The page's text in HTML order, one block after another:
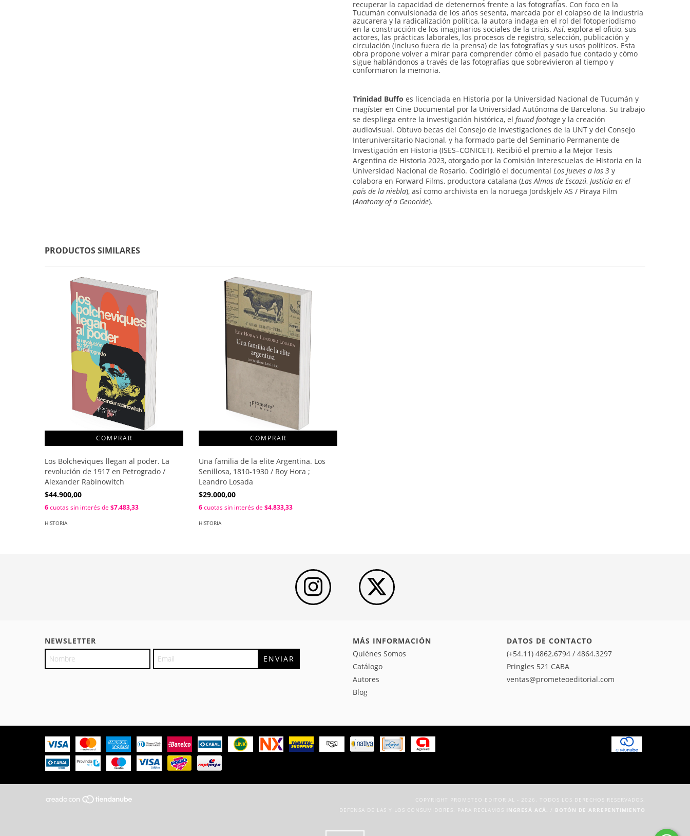
recuperar la capacidad de detenernos frente a las fotografías. Con foco en la
Tucumán convulsionada de los años sesenta, marcada por el colapso de la industria
azucarera y la radicalización política, la autora indaga en el rol del fotoperiodismo
en la construcción de los imaginarios sociales de la crisis. Así, explora el oficio, sus
actores, las prácticas laborales, los procesos de registro, selección, publicación y
circulación (incluso fuera de la prensa) de las fotografías y sus usos políticos. Esta
obra propone volver a mirar para comprender cómo el pasado fue contado y cómo
sigue hablándonos a través de las fotografías que sobrevivieron al tiempo y
conformaron la memoria.
Trinidad Buffo es licenciada en Historia por la Universidad Nacional de Tucumán y
magíster en Cine Documental por la Universidad Autónoma de Barcelona. Su trabajo
se despliega entre la investigación histórica, el found footage y la creación
audiovisual. Obtuvo becas del Consejo de Investigaciones de la UNT y del Consejo
Interuniversitario Nacional, y ha formado parte del Seminario Permanente de
Investigación en Historia (ISES–CONICET). Recibió el premio a la Mejor Tesis
Argentina de Historia 2023, otorgado por la Comisión Interescuelas de Historia en la
Universidad Nacional de Rosario. Codirigió el documental Los Jueves a las 3 y
colabora en Forward Films, productora catalana (Las Almas de Escazú, Justicia en el
país de la niebla), así como archivista en la noruega Jordskjelv AS / Piraya Film
(Anatomy of a Genocide).
PRODUCTOS SIMILARES
Los Bolcheviques llegan al poder. La
revolución de 1917 en Petrogrado /
Alexander Rabinowitch
$44.900,00
6cuotas sin interés de $7.483,33
HISTORIA
Una familia de la elite Argentina. Los
Senillosa, 1810-1930 / Roy Hora ;
Leandro Losada
$29.000,00
6cuotas sin interés de $4.833,33
HISTORIA
NEWSLETTER
MÁS INFORMACIÓN
Quiénes Somos
Catálogo
Autores
Blog
DATOS DE CONTACTO
(+54.11) 4862.6794 / 4864.3297
Pringles 521 CABA
ventas@prometeoeditorial.com
COPYRIGHT PROMETEO EDITORIAL - 2026. TODOS LOS DERECHOS RESERVADOS.
DEFENSA DE LAS Y LOS CONSUMIDORES. PARA RECLAMOS INGRESÁ ACÁ. / BOTÓN DE ARREPENTIMIENTO